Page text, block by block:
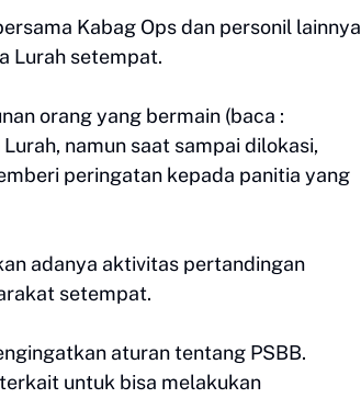
Kabag Ops dan personil lainnya
Lurah setempat.
orang yang bermain (baca :
namun saat sampai dilokasi,
peringatan kepada panitia yang
adanya aktivitas pertandingan
setempat.
aturan tentang PSBB.
untuk bisa melakukan